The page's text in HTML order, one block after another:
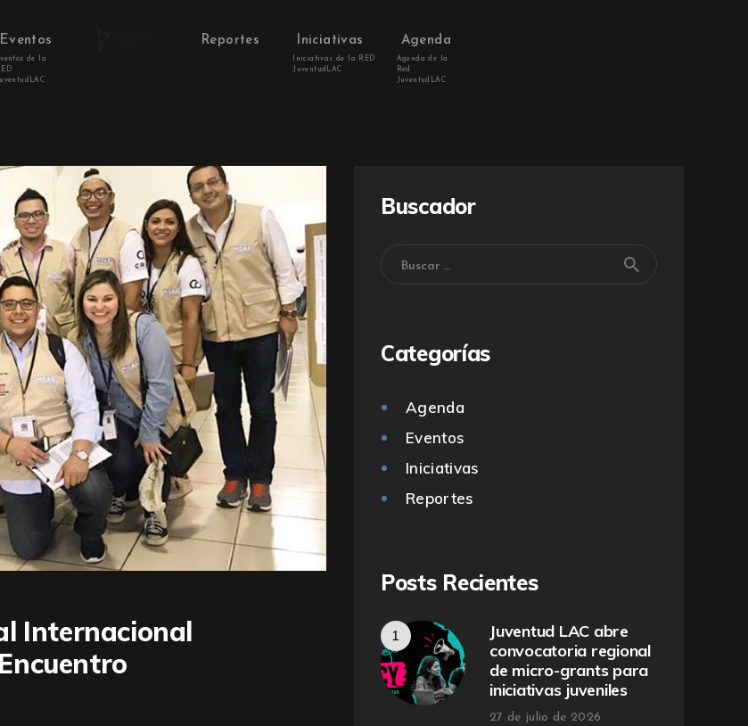
Eventos
de la
Reportes Iniciativas
Iniciativas de la RED
JuventudLAC
Agenda
Agenda de la
Red
JuventudLAC
Internacional
Buscador
Categorías
Agenda
Eventos
Iniciativas
Reportes
Posts Recientes
Juventud LAC abre
convocatoria regional
de micro-grants para
iniciativas juveniles
27 de julio de 2026